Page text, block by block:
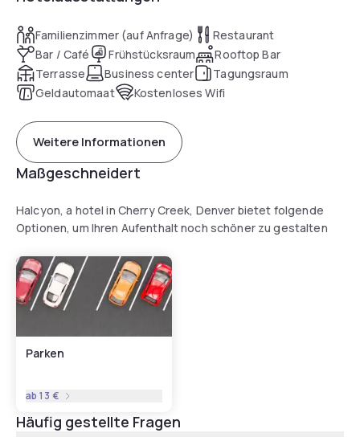
Familienzimmer (auf Anfrage)
Restaurant
Bar / Café
Frühstücksraum
Rooftop Bar
Terrasse
Business center
Tagungsraum
Geldautomaat
Kostenloses Wifi
Weitere Informationen
Maßgeschneidert
Halcyon, a hotel in Cherry Creek, Denver bietet folgende
Optionen, um Ihren Aufenthalt noch schöner zu gestalten
Parken
ab13 €
Häufig gestellte Fragen